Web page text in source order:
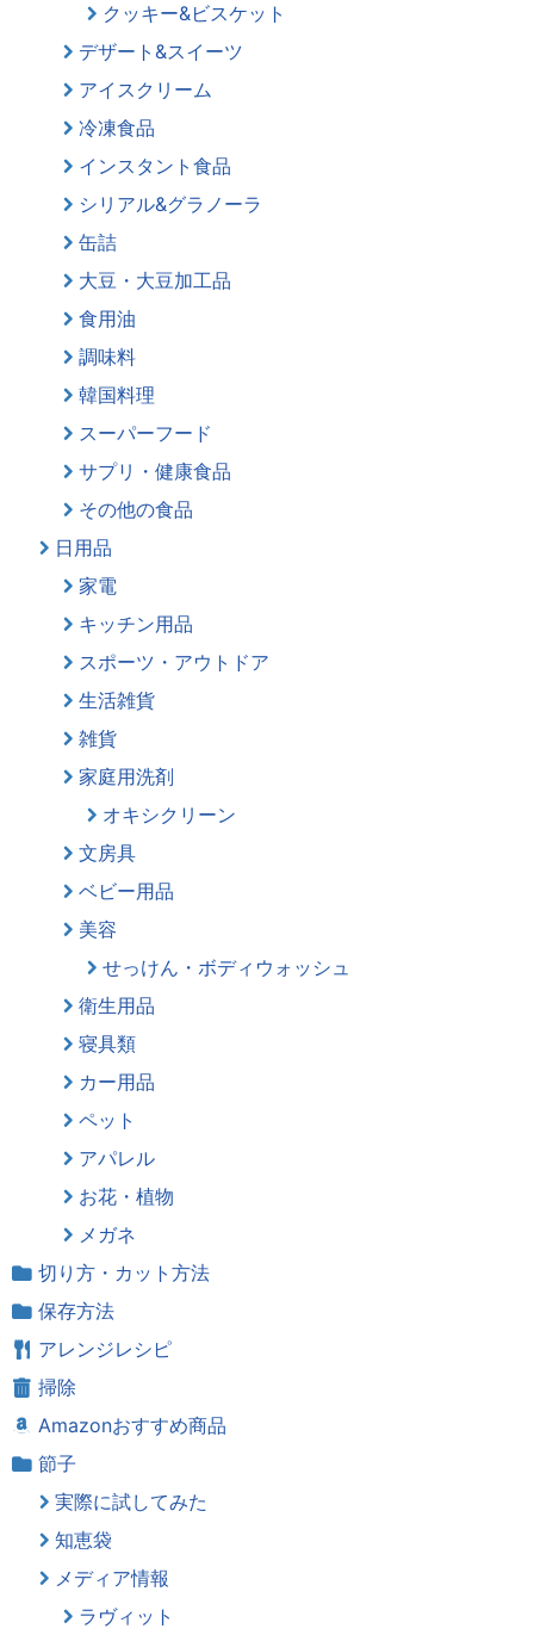
クッキー&ビスケット
デザート&スイーツ
アイスクリーム
冷凍食品
インスタント食品
シリアル&グラノーラ
缶詰
大豆・大豆加工品
食用油
調味料
韓国料理
スーパーフード
サプリ・健康食品
その他の食品
日用品
家電
キッチン用品
スポーツ・アウトドア
生活雑貨
雑貨
家庭用洗剤
オキシクリーン
文房具
ベビー用品
美容
せっけん・ボディウォッシュ
衛生用品
寝具類
カー用品
ペット
アパレル
お花・植物
メガネ
切り方・カット方法
保存方法
アレンジレシピ
掃除
Amazonおすすめ商品
節子
実際に試してみた
知恵袋
メディア情報
ラヴィット